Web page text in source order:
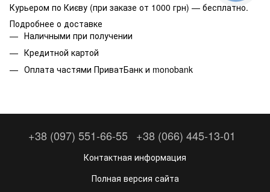
Курьером по Києву (при заказе от 1000 грн) — бесплатно.
Подробнее о доставке
Наличными при получении
Кредитной картой
Оплата частями ПриватБанк и monobank
+38 (097) 551-66-55 +38 (066) 445-13-01
Контактная информация
Полная версия сайта